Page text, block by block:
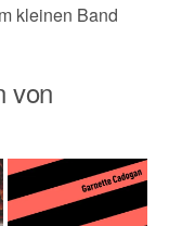
kleinen Band
von